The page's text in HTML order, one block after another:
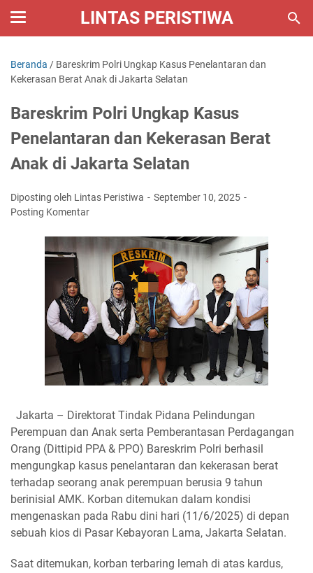
LINTAS PERISTIWA
Beranda / Bareskrim Polri Ungkap Kasus Penelantaran dan
Kekerasan Berat Anak di Jakarta Selatan
Bareskrim Polri Ungkap Kasus
Penelantaran dan Kekerasan Berat
Anak di Jakarta Selatan
Diposting oleh Lintas Peristiwa
September 10, 2025
Posting Komentar
Jakarta – Direktorat Tindak Pidana Pelindungan
Perempuan dan Anak serta Pemberantasan Perdagangan
Orang (Dittipid PPA & PPO) Bareskrim Polri berhasil
mengungkap kasus penelantaran dan kekerasan berat
terhadap seorang anak perempuan berusia 9 tahun
berinisial AMK. Korban ditemukan dalam kondisi
mengenaskan pada Rabu dini hari (11/6/2025) di depan
sebuah kios di Pasar Kebayoran Lama, Jakarta Selatan.
Saat ditemukan, korban terbaring lemah di atas kardus,